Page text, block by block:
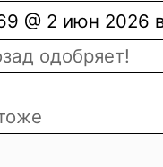
@ 2 июн 2026
одобряет!